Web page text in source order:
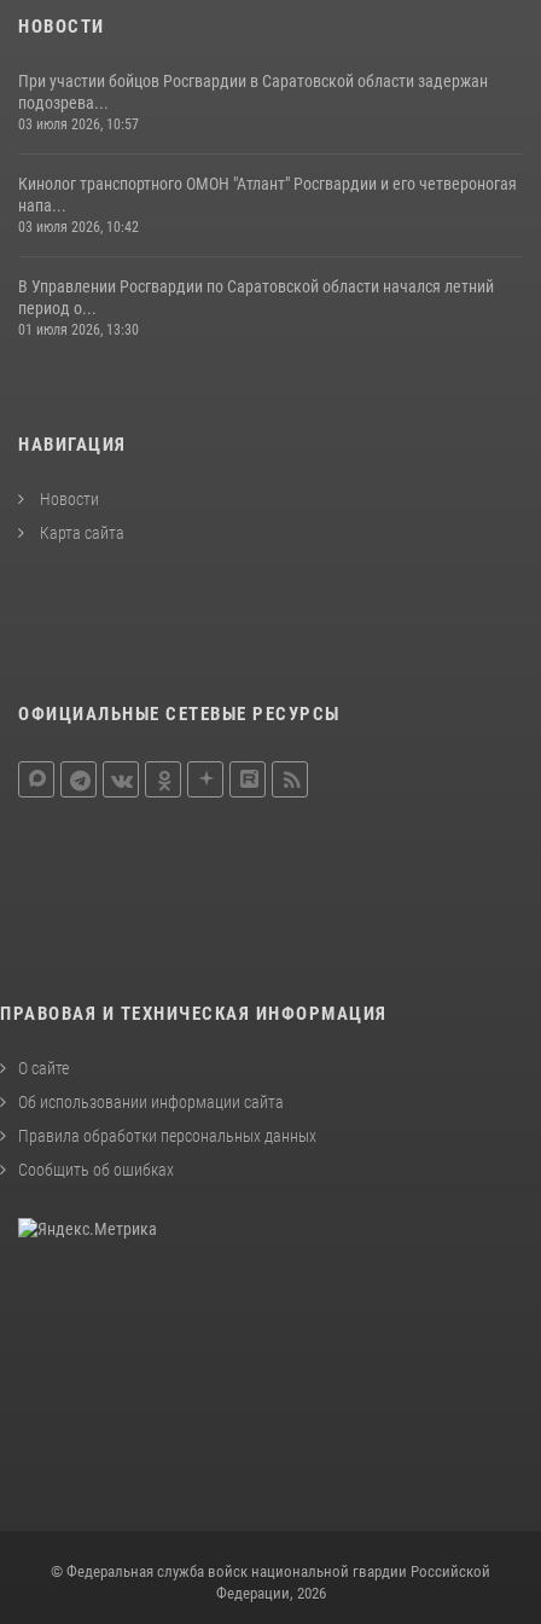
07 августа 2026, 11:35
НОВОСТИ
При участии бойцов Росгвардии в Саратовской области задержан
подозрева...
03 июля 2026, 10:57
Кинолог транспортного ОМОН "Атлант" Росгвардии и его четвероногая
напа...
03 июля 2026, 10:42
В Управлении Росгвардии по Саратовской области начался летний
период о...
01 июля 2026, 13:30
НАВИГАЦИЯ
Новости
Карта сайта
ОФИЦИАЛЬНЫЕ СЕТЕВЫЕ РЕСУРСЫ
ПРАВОВАЯ И ТЕХНИЧЕСКАЯ ИНФОРМАЦИЯ
О сайте
Об использовании информации сайта
Правила обработки персональных данных
Сообщить об ошибках
© Федеральная служба войск национальной гвардии Российской
Федерации, 2026